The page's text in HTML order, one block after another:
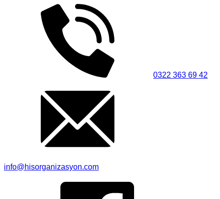
0322 363 69 42
info@hisorganizasyon.com